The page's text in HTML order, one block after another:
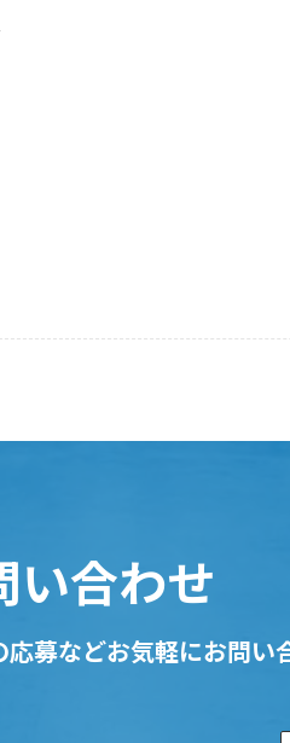
い合わせ
応募などお気軽にお問い